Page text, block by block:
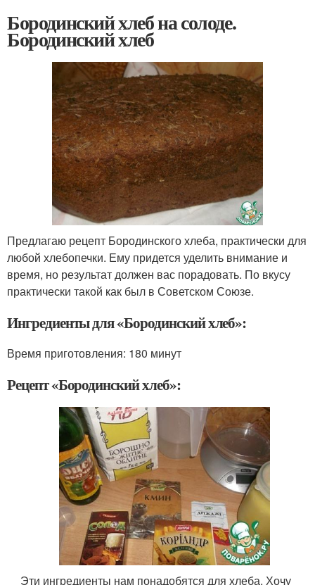
Бородинский хлеб на солоде.
Бородинский хлеб
Предлагаю рецепт Бородинского хлеба, практически для
любой хлебопечки. Ему придется уделить внимание и
время, но результат должен вас порадовать. По вкусу
практически такой как был в Советском Союзе.
Ингредиенты для «Бородинский хлеб»:
Время приготовления: 180 минут
Рецепт «Бородинский хлеб»:
Эти ингредиенты нам понадобятся для хлеба. Хочу